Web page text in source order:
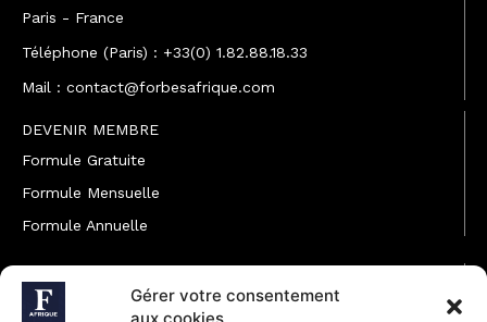
Gérer votre consentement
aux cookies
Paris - France
Téléphone (Paris) : +33(0) 1.82.88.18.33
Mail : contact@forbesafrique.com
DEVENIR MEMBRE
Formule Gratuite
Formule Mensuelle
Formule Annuelle
JOINDRE L'ÉQUIPE
Rédaction